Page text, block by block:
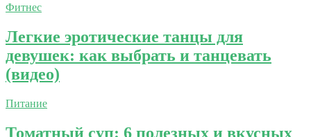
Фитнес
Легкие эротические танцы для
девушек: как выбрать и танцевать
(видео)
Питание
Томатный суп: 6 полезных и вкусных